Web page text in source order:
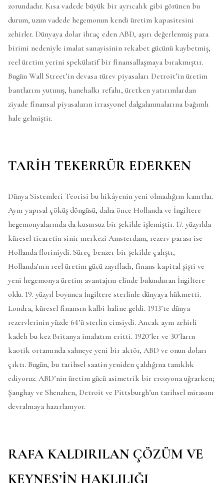
zorundadır. Kısa vadede büyük bir ayrıcalık gibi görünen bu
durum, uzun vadede hegemonun kendi üretim kapasitesini
zehirler. Dünyaya dolar ihraç eden ABD, aşırı değerlenmiş para
birimi nedeniyle imalat sanayisinin rekabet gücünü kaybetmiş,
reel üretim yerini spekülatif bir finansallaşmaya bırakmıştır.
Bugün Wall Street’in devasa türev piyasaları Detroit’in üretim
bantlarını yutmuş, hanehalkı refahı, üretken yatırımlardan
ziyade finansal piyasaların irrasyonel dalgalanmalarına bağımlı
hale gelmiştir.
TARİH TEKERRÜR EDERKEN
Dünya Sistemleri Teorisi bu hikâyenin yeni olmadığını kanıtlar.
Aynı yapısal çöküş döngüsü, daha önce Hollanda ve İngiltere
hegemonyalarında da kusursuz bir şekilde işlemiştir. 17. yüzyılda
küresel ticaretin sinir merkezi Amsterdam, rezerv parası ise
Hollanda floriniydi. Süreç benzer bir şekilde çalıştı,
Hollanda’nın reel üretim gücü zayıfladı, finans kapital şişti ve
yeni hegemonya üretim avantajını elinde bulunduran İngiltere
oldu. 19. yüzyıl boyunca İngiltere sterlinle dünyaya hükmetti.
Londra, küresel finansın kalbi haline geldi. 1913’te dünya
rezervlerinin yüzde 64’ü sterlin cinsiydi. Ancak aynı zehirli
kadeh bu kez Britanya imalatını eritti. 1920’ler ve 30’ların
kaotik ortamında sahneye yeni bir aktör, ABD ve onun doları
çıktı. Bugün, bu tarihsel saatin yeniden çaldığına tanıklık
ediyoruz. ABD’nin üretim gücü asimetrik bir erozyona uğrarken;
Şanghay ve Shenzhen, Detroit ve Pittsburgh’un tarihsel mirasını
devralmaya hazırlanıyor.
RAFA KALDIRILAN ÇÖZÜM VE
KEYNES’İN HAKLILIĞI